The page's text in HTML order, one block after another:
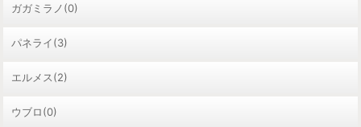
ガガミラノ(0)
パネライ(3)
エルメス(2)
ウブロ(0)